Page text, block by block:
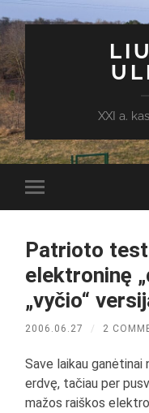
XXI a.
Toggle
mobile
Patrioto
elektroninę
„vyčio“
2006.06.27 / 2
Save laikau
erdvę, tačiau per
mažos raiškos